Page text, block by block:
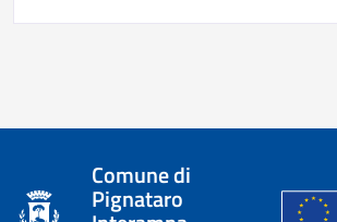
Comune di
Pignataro